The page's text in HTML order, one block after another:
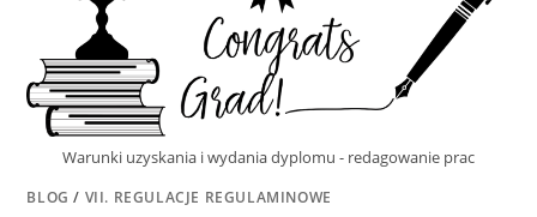
Warunki uzyskania i wydania dyplomu - redagowanie prac
BLOG / VII. REGULACJE REGULAMINOWE